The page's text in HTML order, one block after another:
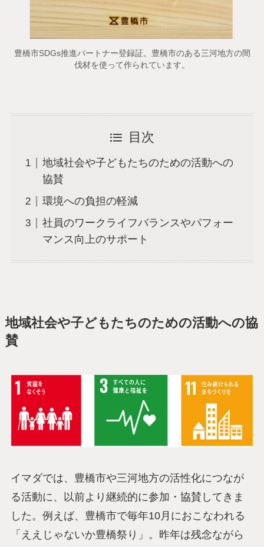
豊橋市SDGs推進パートナー登録証。豊橋市のある三河地方の間
伐材を使って作られています。
目次
地域社会や子どもたちのための活動への
協賛
環境への負担の軽減
社員のワークライフバランスやパフォー
マンス向上のサポート
地域社会や子どもたちのための活動への協
賛
イマダでは、豊橋市や三河地方の活性化につなが
る活動に、以前より継続的に参加・協賛してきま
した。例えば、豊橋市で毎年10月におこなわれる
「ええじゃないか豊橋祭り」。昨年は残念ながら